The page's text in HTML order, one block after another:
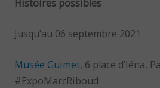
Histoires possibles
Jusqu’au 06 septembre 2021
Musée Guimet, 6 place d’Iéna,
#ExpoMarcRiboud